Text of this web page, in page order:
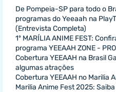
De Pompeia-SP para todo o
programas do Yeeaah na
(Entrevista Completa)
1º MARÍLIA ANIME FEST:
programa YEEAAH ZONE -
Cobertura YEEAAH na Brasil
algumas atrações
Cobertura YEEAAH no Marilia
Marilia Anime Fest 2025: